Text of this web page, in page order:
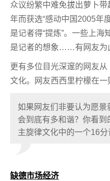
众议纷繁中难免拔出萝卜
年而获选“感动中国2005年
是记者得“提炼”。一些上海
是记者的想象……有网友为
更有多位目光深邃的网友
文化。网友西西里柠檬在一
如果网友们非要认为愿景
会到底有多和谐？你看到
主旋律文化中的一个16
缺德市场经济